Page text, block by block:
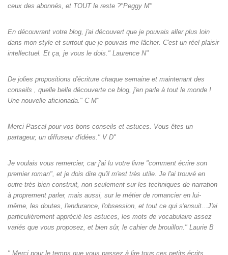
ceux des abonnés, et TOUT le reste ?"Peggy M"
En découvrant votre blog, j'ai découvert que je pouvais aller plus loin
dans mon style et surtout que je pouvais me lâcher. C'est un réel plaisir
intellectuel. Et ça, je vous le dois." Laurence N"
De jolies propositions d'écriture chaque semaine et maintenant des
conseils , quelle belle découverte ce blog, j'en parle à tout le monde !
Une nouvelle aficionada." C M"
Merci Pascal pour vos bons conseils et astuces. Vous êtes un
partageur, un diffuseur d'idées." V D"
Je voulais vous remercier, car j'ai lu votre livre "comment écrire son
premier roman", et je dois dire qu'il m'est très utile. Je l'ai trouvé en
outre très bien construit, non seulement sur les techniques de narration
à proprement parler, mais aussi, sur le métier de romancier en lui-
même, les doutes, l'endurance, l'obsession, et tout ce qui s'ensuit...J'ai
particulièrement apprécié les astuces, les mots de vocabulaire assez
variés que vous proposez, et bien sûr, le cahier de brouillon." Laurie B
" Merci pour le temps que vous passez à lire tous ces petits écrits.